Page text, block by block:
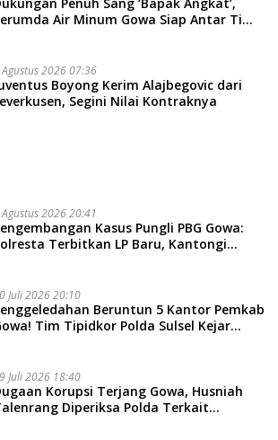
Penuh Sang ‘Bapak Angkat’,
Air Minum Gowa Siap Antar Tim
2026 07:36
Boyong Kerim Alajbegovic dari
Segini Nilai Kontraknya
2026 20:41
Kasus Pungli PBG Gowa:
Terbitkan LP Baru, Kantongi
Juli 2026 20:10
Beruntun 5 Kantor Pemkab
Tim Tipidkor Polda Sulsel Kejar
Juli 2026 18:40
Korupsi Terjang Gowa, Husniah
Diperiksa Polda Terkait